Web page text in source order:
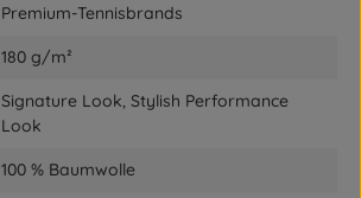
Premium-Tennisbrands
180 g/m²
Signature Look, Stylish Performance
Look
100 % Baumwolle